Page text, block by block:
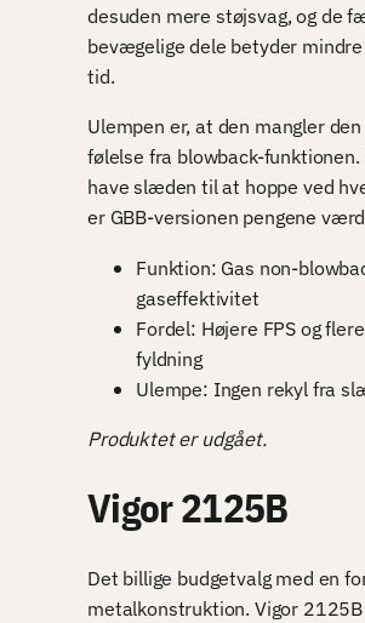
desuden mere støjsvag, og de
bevægelige dele betyder
tid.
Ulempen er, at den mangler
følelse fra blowback-funktionen.
have slæden til at hoppe ved
er GBB-versionen pengene
Funktion: Gas non-
gaseffektivitet
Fordel: Højere FPS og
fyldning
Ulempe: Ingen rekyl fra
Produktet er udgået.
Vigor 2125B
Det billige budgetvalg med en
metalkonstruktion. Vigor